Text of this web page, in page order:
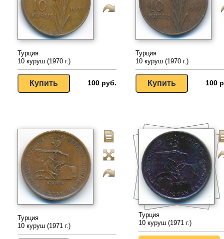
Турция
10 куруш (1970 г.)
100 руб.
Турция
10 куруш (1970 г.)
100
Турция
10 куруш (1971 г.)
Турция
10 куруш (1971 г.)